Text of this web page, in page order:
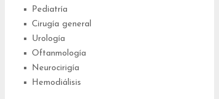
Pediatría
Cirugía general
Urología
Oftanmología
Neurocirigía
Hemodiálisis